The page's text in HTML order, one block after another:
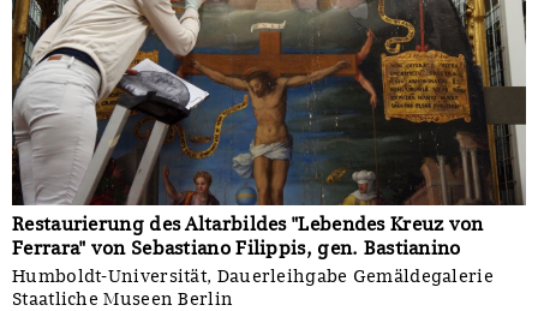
Restaurierung des Altarbildes "Lebendes Kreuz von
Ferrara" von Sebastiano Filippis, gen. Bastianino
Humboldt-Universität, Dauerleihgabe Gemäldegalerie
Staatliche Museen Berlin